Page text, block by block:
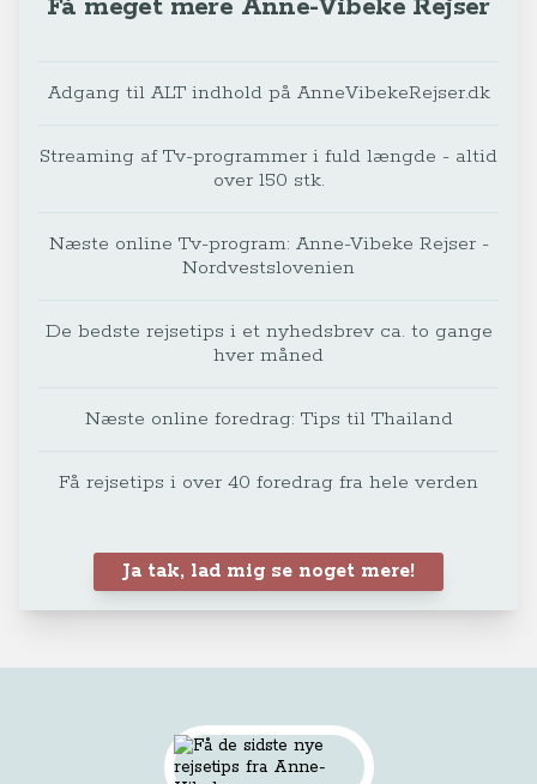
Få meget mere Anne-Vibeke Rejser
Adgang til ALT indhold på AnneVibekeRejser.dk
Streaming af Tv-programmer i fuld længde - altid
over 150 stk.
Næste online Tv-program: Anne-Vibeke Rejser -
Nordvestslovenien
De bedste rejsetips i et nyhedsbrev ca. to gange
hver måned
Næste online foredrag: Tips til Thailand
Få rejsetips i over 40 foredrag fra hele verden
Ja tak, lad mig se noget mere!